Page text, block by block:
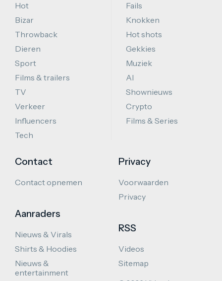
Hot
Bizar
Throwback
Dieren
Sport
Films & trailers
TV
Verkeer
Influencers
Tech
Fails
Knokken
Hot shots
Gekkies
Muziek
AI
Shownieuws
Crypto
Films & Series
Contact
Contact opnemen
Aanraders
Nieuws & Virals
Shirts & Hoodies
Nieuws &
entertainment
Privacy
Voorwaarden
Privacy
RSS
Videos
Sitemap